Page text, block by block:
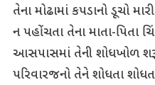
તેના મોઢામાં કપડાનો ડૂચો
ન પહોંચતા તેના માતા-પિતા
આસપાસમાં તેની શોધખોળ શરૂ
પરિવારજનો તેને શોધતા